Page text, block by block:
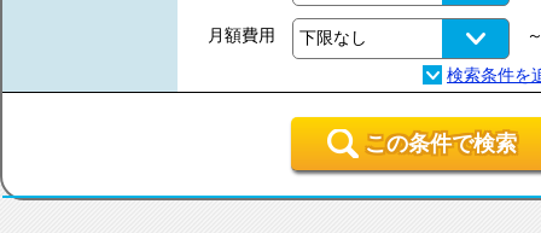
月額費用
この条件で検索